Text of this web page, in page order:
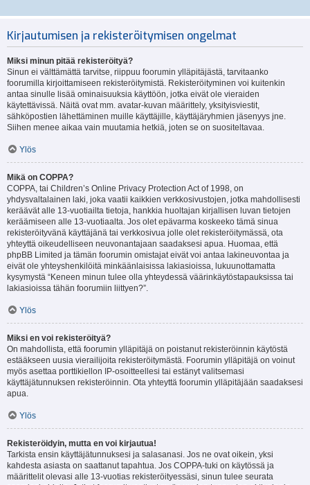
Kirjautumisen ja rekisteröitymisen ongelmat
Miksi minun pitää rekisteröityä?
Sinun ei välttämättä tarvitse, riippuu foorumin ylläpitäjästä, tarvitaanko
foorumilla kirjoittamiseen rekisteröitymistä. Rekisteröityminen voi kuitenkin
antaa sinulle lisää ominaisuuksia käyttöön, jotka eivät ole vieraiden
käytettävissä. Näitä ovat mm. avatar-kuvan määrittely, yksityisviestit,
sähköpostien lähettäminen muille käyttäjille, käyttäjäryhmien jäsenyys jne.
Siihen menee aikaa vain muutamia hetkiä, joten se on suositeltavaa.
Ylös
Mikä on COPPA?
COPPA, tai Children’s Online Privacy Protection Act of 1998, on
yhdysvaltalainen laki, joka vaatii kaikkien verkkosivustojen, jotka mahdollisesti
keräävät alle 13-vuotiailta tietoja, hankkia huoltajan kirjallisen luvan tietojen
keräämiseen alle 13-vuotiaalta. Jos olet epävarma koskeeko tämä sinua
rekisteröityvänä käyttäjänä tai verkkosivua jolle olet rekisteröitymässä, ota
yhteyttä oikeudelliseen neuvonantajaan saadaksesi apua. Huomaa, että
phpBB Limited ja tämän foorumin omistajat eivät voi antaa lakineuvontaa ja
eivät ole yhteyshenkilöitä minkäänlaisissa lakiasioissa, lukuunottamatta
kysymystä “Keneen minun tulee olla yhteydessä väärinkäytöstapauksissa tai
lakiasioissa tähän foorumiin liittyen?”.
Ylös
Miksi en voi rekisteröityä?
On mahdollista, että foorumin ylläpitäjä on poistanut rekisteröinnin käytöstä
estääkseen uusia vierailijoita rekisteröitymästä. Foorumin ylläpitäjä on voinut
myös asettaa porttikiellon IP-osoitteellesi tai estänyt valitsemasi
käyttäjätunnuksen rekisteröinnin. Ota yhteyttä foorumin ylläpitäjään saadaksesi
apua.
Ylös
Rekisteröidyin, mutta en voi kirjautua!
Tarkista ensin käyttäjätunnuksesi ja salasanasi. Jos ne ovat oikein, yksi
kahdesta asiasta on saattanut tapahtua. Jos COPPA-tuki on käytössä ja
määrittelit olevasi alle 13-vuotias rekisteröityessäsi, sinun tulee seurata